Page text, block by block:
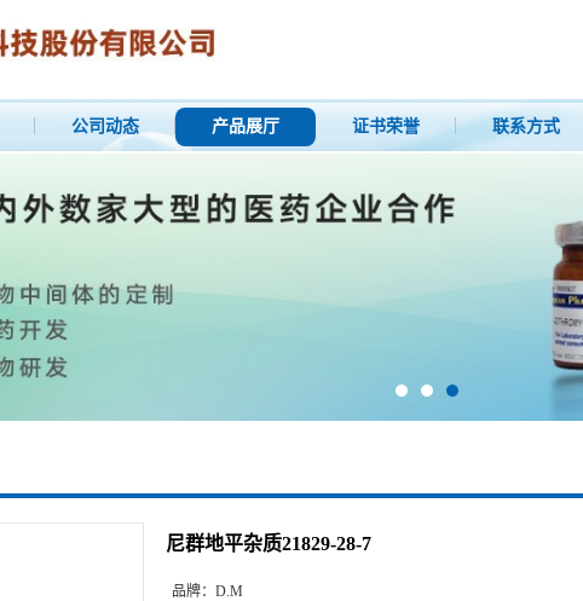
公司动态 产品展厅 证书荣誉 联系方式
尼群地平杂质21829-28-7
品牌： D.M